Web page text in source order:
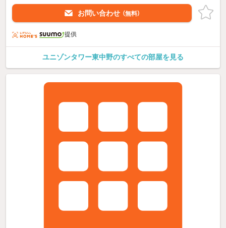
お問い合わせ （無料）
提供
ユニゾンタワー東中野のすべての部屋を見る